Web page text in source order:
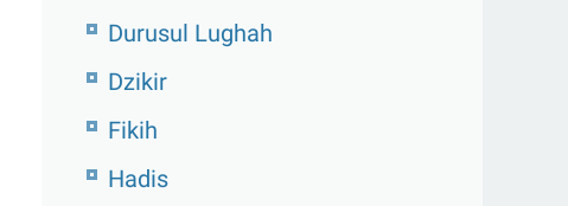
Durusul Lughah
Dzikir
Fikih
Hadis